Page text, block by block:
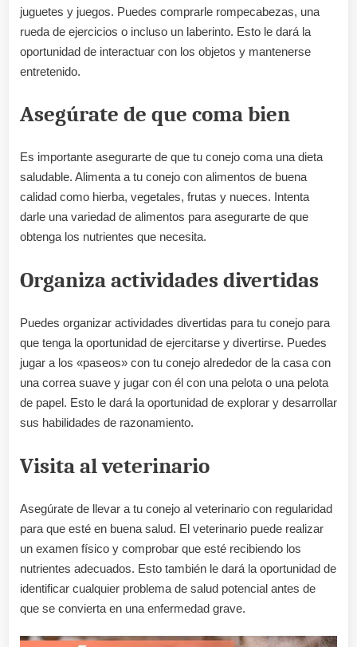
juguetes y juegos. Puedes comprarle rompecabezas, una
rueda de ejercicios o incluso un laberinto. Esto le dará la
oportunidad de interactuar con los objetos y mantenerse
entretenido.
Asegúrate de que coma bien
Es importante asegurarte de que tu conejo coma una dieta
saludable. Alimenta a tu conejo con alimentos de buena
calidad como hierba, vegetales, frutas y nueces. Intenta
darle una variedad de alimentos para asegurarte de que
obtenga los nutrientes que necesita.
Organiza actividades divertidas
Puedes organizar actividades divertidas para tu conejo para
que tenga la oportunidad de ejercitarse y divertirse. Puedes
jugar a los «paseos» con tu conejo alrededor de la casa con
una correa suave y jugar con él con una pelota o una pelota
de papel. Esto le dará la oportunidad de explorar y desarrollar
sus habilidades de razonamiento.
Visita al veterinario
Asegúrate de llevar a tu conejo al veterinario con regularidad
para que esté en buena salud. El veterinario puede realizar
un examen físico y comprobar que esté recibiendo los
nutrientes adecuados. Esto también le dará la oportunidad de
identificar cualquier problema de salud potencial antes de
que se convierta en una enfermedad grave.